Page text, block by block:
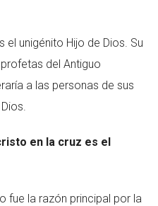
el unigénito Hijo de Dios. Su
del Antiguo
a las personas de sus
en la cruz es el
fue la razón principal por la